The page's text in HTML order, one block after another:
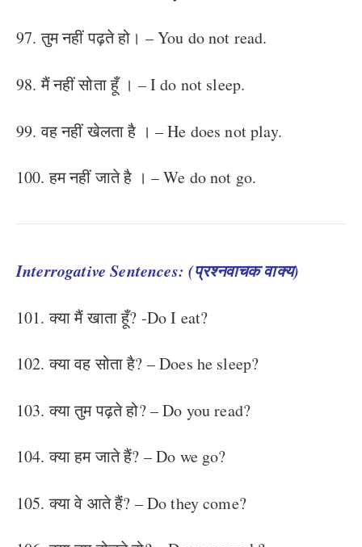
97. तुम नहीं पढ़ते हो। – You do not read.
98. मैं नहीं सोता हूँ । – I do not sleep.
99. वह नहीं खेलता है । – He does not play.
100. हम नहीं जाते है । – We do not go.
Interrogative Sentences: (प्रश्नवाचक वाक्य)
101. क्या मैं खाता हूँ? -Do I eat?
102. क्या वह सोता है? – Does he sleep?
103. क्या तुम पढ़ते हो? – Do you read?
104. क्या हम जाते हैं? – Do we go?
105. क्या वे आते हैं? – Do they come?